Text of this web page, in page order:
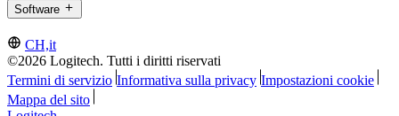
Software
CH,it
©2026 Logitech. Tutti i diritti riservati
Termini di servizio Informativa sulla privacy Impostazioni cookie
Mappa del sito